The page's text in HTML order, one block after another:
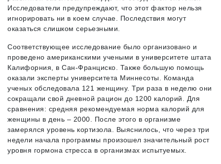
Исследователи предупреждают, что этот фактор нельзя
игнорировать ни в коем случае. Последствия могут
оказаться слишком серьезными.
Соответствующее исследование было организовано и
проведено американскими учеными в университете штата
Калифорния, в Сан-Франциско. Также большую помощь
оказали эксперты университета Миннесоты. Команда
ученых обследовала 121 женщину. Три раза в неделю они
сокращали свой дневной рацион до 1200 калорий. Для
сравнения: средняя рекомендуемая норма калорий для
женщины в день – 2000. После этого в организме
замерялся уровень кортизола. Выяснилось, что через три
недели начала программы произошел значительный рост
уровня гормона стресса в организмах испытуемых.